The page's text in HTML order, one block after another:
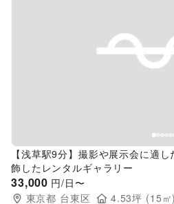
Previous slide
【浅草駅9分】撮影や展示会に適
飾したレンタルギャラリー
33,000 円/日〜
東京都 台東区 4.53坪 (15 ㎡)